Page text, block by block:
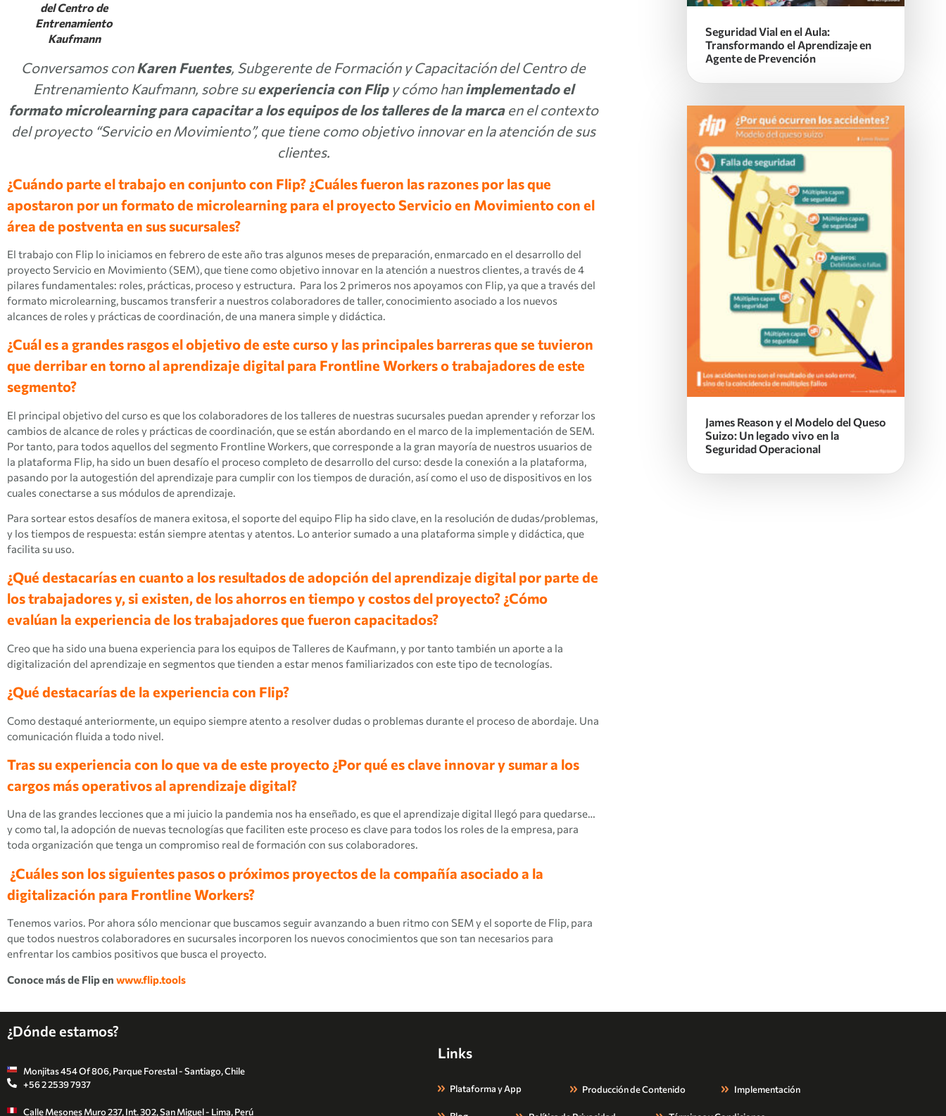
del Centro de
Entrenamiento
Kaufmann
Conversamos conKaren Fuentes, Subgerente de Formación y Capacitación del Centro de
Entrenamiento Kaufmann, sobre suexperiencia con Flipy cómo hanimplementado el
formato microlearning para capacitar a los equipos de los talleres de la marca en el contexto
del proyecto “Servicio en Movimiento”, que tiene como objetivo innovar en la atención de sus
clientes.
¿Cuándo parte el trabajo en conjunto con Flip? ¿Cuáles fueron las razones por las que
apostaron por un formato de microlearning para el proyecto Servicio en Movimiento con el
área de postventa en sus sucursales?
El trabajo con Flip lo iniciamos en febrero de este año tras algunos meses de preparación, enmarcado en el desarrollo del
proyecto Servicio en Movimiento (SEM), que tiene como objetivo innovar en la atención a nuestros clientes, a través de 4
pilares fundamentales: roles, prácticas, proceso y estructura. Para los 2 primeros nos apoyamos con Flip, ya que a través del
formato microlearning, buscamos transferir a nuestros colaboradores de taller, conocimiento asociado a los nuevos
alcances de roles y prácticas de coordinación, de una manera simple y didáctica.
¿Cuál es a grandes rasgos el objetivo de este curso y las principales barreras que se tuvieron
que derribar en torno al aprendizaje digital para Frontline Workers o trabajadores de este
segmento?
El principal objetivo del curso es que los colaboradores de los talleres de nuestras sucursales puedan aprender y reforzar los
cambios de alcance de roles y prácticas de coordinación, que se están abordando en el marco de la implementación de SEM.
Por tanto, para todos aquellos del segmento Frontline Workers, que corresponde a la gran mayoría de nuestros usuarios de
la plataforma Flip, ha sido un buen desafío el proceso completo de desarrollo del curso: desde la conexión a la plataforma,
pasando por la autogestión del aprendizaje para cumplir con los tiempos de duración, así como el uso de dispositivos en los
cuales conectarse a sus módulos de aprendizaje.
Para sortear estos desafíos de manera exitosa, el soporte del equipo Flip ha sido clave, en la resolución de dudas/problemas,
y los tiempos de respuesta: están siempre atentas y atentos. Lo anterior sumado a una plataforma simple y didáctica, que
facilita su uso.
¿Qué destacarías en cuanto a los resultados de adopción del aprendizaje digital por parte de
los trabajadores y, si existen, de los ahorros en tiempo y costos del proyecto? ¿Cómo
evalúan la experiencia de los trabajadores que fueron capacitados?
Creo que ha sido una buena experiencia para los equipos de Talleres de Kaufmann, y por tanto también un aporte a la
digitalización del aprendizaje en segmentos que tienden a estar menos familiarizados con este tipo de tecnologías.
¿Qué destacarías de la experiencia con Flip?
Como destaqué anteriormente, un equipo siempre atento a resolver dudas o problemas durante el proceso de abordaje. Una
comunicación fluida a todo nivel.
Tras su experiencia con lo que va de este proyecto ¿Por qué es clave innovar y sumar a los
cargos más operativos al aprendizaje digital?
Una de las grandes lecciones que a mi juicio la pandemia nos ha enseñado, es que el aprendizaje digital llegó para quedarse…
y como tal, la adopción de nuevas tecnologías que faciliten este proceso es clave para todos los roles de la empresa, para
toda organización que tenga un compromiso real de formación con sus colaboradores.
¿Cuáles son los siguientes pasos o próximos proyectos de la compañía asociado a la
digitalización para Frontline Workers?
Tenemos varios. Por ahora sólo mencionar que buscamos seguir avanzando a buen ritmo con SEM y el soporte de Flip, para
que todos nuestros colaboradores en sucursales incorporen los nuevos conocimientos que son tan necesarios para
enfrentar los cambios positivos que busca el proyecto.
Conoce más de Flip en www.flip.tools
Seguridad Vial en el Aula:
Transformando el Aprendizaje en
Agente de Prevención
James Reason y el Modelo del Queso
Suizo: Un legado vivo en la
Seguridad Operacional
¿Dónde estamos?
Monjitas 454 Of 806, Parque Forestal - Santiago, Chile
+56 2 2539 7937
Calle Mesones Muro 237, Int. 302, San Miguel - Lima, Perú
Links
Plataforma y App Producción de Contenido Implementación